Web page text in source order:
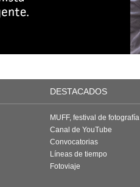
DESTACADOS
MUFF, festival de fotografía
Canal de YouTube
Convocatorias
Líneas de tiempo
Fotoviaje